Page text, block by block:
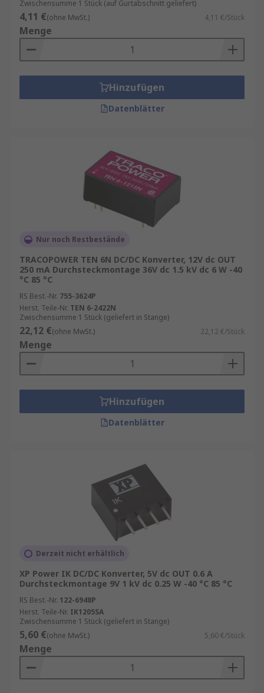
Zwischensumme 1 Stück (auf Gurtabschnitt geliefert)
4,11 €(ohne MwSt.) 4,11 €/Stück
Menge
Hinzufügen
Datenblätter
Nur noch Restbestände
TRACOPOWER TEN 6N DC/DC Konverter, 12V dc OUT
250 mA Durchsteckmontage 36V dc 1.5 kV dc 6 W -40
°C 85 °C
RS Best.-Nr. 755-3624P
Herst. Teile-Nr. TEN 6-2422N
Zwischensumme 1 Stück (geliefert in Stange)
22,12 €(ohne MwSt.) 22,12 €/Stück
Menge
Hinzufügen
Datenblätter
Derzeit nicht erhältlich
XP Power IK DC/DC Konverter, 5V dc OUT 0.6 A
Durchsteckmontage 9V 1 kV dc 0.25 W -40 °C 85 °C
RS Best.-Nr. 122-6948P
Herst. Teile-Nr. IK1205SA
Zwischensumme 1 Stück (geliefert in Stange)
5,60 €(ohne MwSt.) 5,60 €/Stück
Menge